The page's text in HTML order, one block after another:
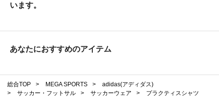
います。
あなたにおすすめのアイテム
総合TOP > MEGA SPORTS >
adidas(アディダス)
>
サッカー・フットサル > サッカーウェア >
プラクティスシャツ